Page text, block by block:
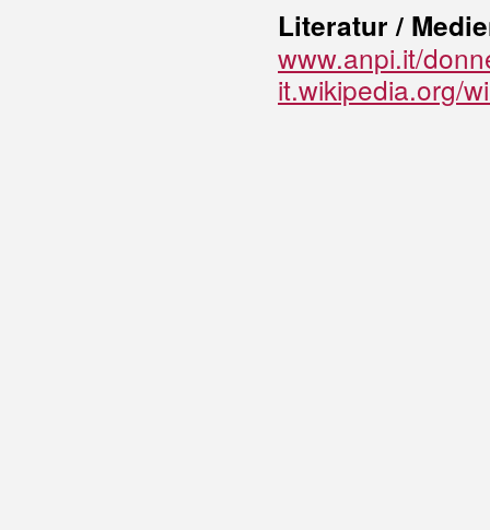
Literatur /
www.anpi.it/
it.wikipedia.org/